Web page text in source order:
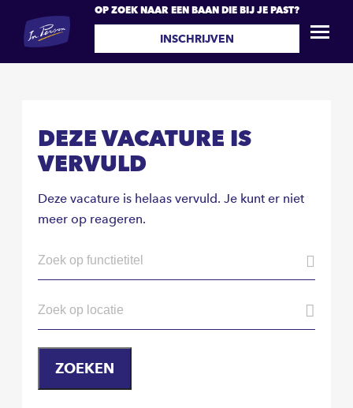
OP ZOEK NAAR EEN BAAN DIE BIJ JE PAST?
INSCHRIJVEN
DEZE VACATURE IS
VERVULD
Deze vacature is helaas vervuld. Je kunt er niet
meer op reageren.
ZOEKEN